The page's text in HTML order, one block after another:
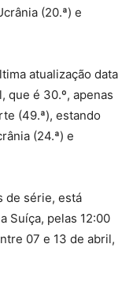
(20.ª) e
atualização data
que é 30.º, apenas
(49.ª), estando
(24.ª) e
de série, está
Suíça, pelas 12:00
07 e 13 de abril,